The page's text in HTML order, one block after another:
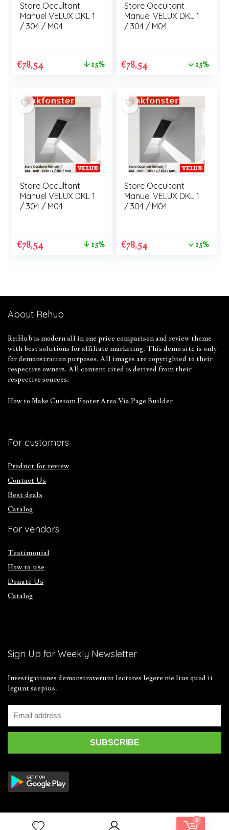
0
Store Occultant
Manuel VELUX DKL 1
/ 304 / M04
€78,54 15%
Store Occultant
Manuel VELUX DKL 1
/ 304 / M04
€78,54 15%
Store Occultant
Manuel VELUX DKL 1
/ 304 / M04
€78,54 15%
Store Occultant
Manuel VELUX DKL 1
/ 304 / M04
€78,54 15%
About Rehub
Re:Hub is modern all in one price comparison and review theme
with best solutions for affiliate marketing. This demo site is only
for demonstration purposes. All images are copyrighted to their
respective owners. All content cited is derived from their
respective sources.
How to Make Custom Footer Area Via Page Builder
For customers
Product for review
Contact Us
Best deals
Catalog
For vendors
Testimonial
How to use
Donate Us
Catalog
Sign Up for Weekly Newsletter
Investigationes demonstraverunt lectores legere me lius quod ii
legunt saepius.
2019 Wpsoul.com Design. All rights reserved.